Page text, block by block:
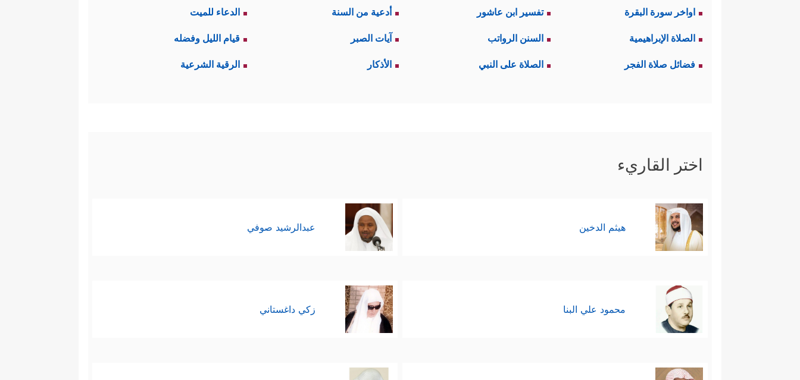
اواخر سورة البقرة تفسير ابن عاشور أدعية من السنة الدعاء للميت
الصلاة الإبراهيمية السنن الرواتب آيات الصبر قيام الليل وفضله
فضائل صلاة الفجر الصلاة على النبي الأذكار الرقية الشرعية
اختر القاريء
هيثم الدخين عبدالرشيد صوفي
محمود علي البنا زكي داغستاني